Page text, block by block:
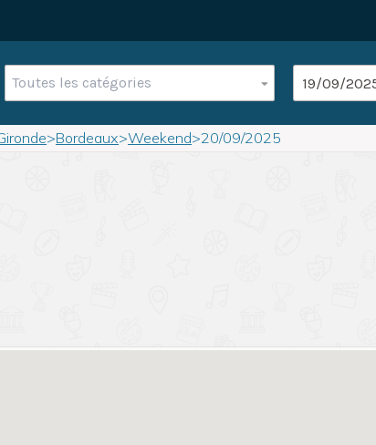
Toutes les catégories
>Bordeaux>Weekend>20/09/2025